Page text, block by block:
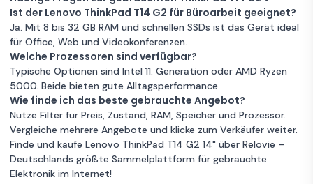
GHz - SSD 512
GB - 16GB
QWERTY -
Englisch
Unbekannter Zustand 16 GB RAM
256GB Speicher
Garantie 12 Monate
Lenovo ThinkPad
T14 G1 14" Core i5
1.7 GHz - SSD 256
GB - 8GB AZERTY
- Französisch
1 €
Zum
Angebot
Unbekannter Zustand 8 GB RAM
256GB Speicher Intel Core i5
Garantie 12 Monate
Lenovo
ThinkPad T14
G1 14" Core i5
1.7 GHz - SSD
1 TB - 8GB
QWERTY -
Spanisch
554 €
Zum
Angebot
Guter Zustand 8 GB RAM
256GB Speicher Intel Core i5
Garantie 12 Monate
Lenovo
Ist der Lenovo ThinkPad T14 G2 für Büroarbeit geeignet?
Ja. Mit 8 bis 32 GB RAM und schnellen SSDs ist das Gerät ideal
für Office, Web und Videokonferenzen.
Welche Prozessoren sind verfügbar?
Typische Optionen sind Intel 11. Generation oder AMD Ryzen
5000. Beide bieten gute Alltagsperformance.
Wie finde ich das beste gebrauchte Angebot?
Nutze Filter für Preis, Zustand, RAM, Speicher und Prozessor.
Vergleiche mehrere Angebote und klicke zum Verkäufer weiter.
Finde und kaufe Lenovo ThinkPad T14 G2 14" über Relovie –
Deutschlands größte Sammelplattform für gebrauchte
Elektronik im Internet!